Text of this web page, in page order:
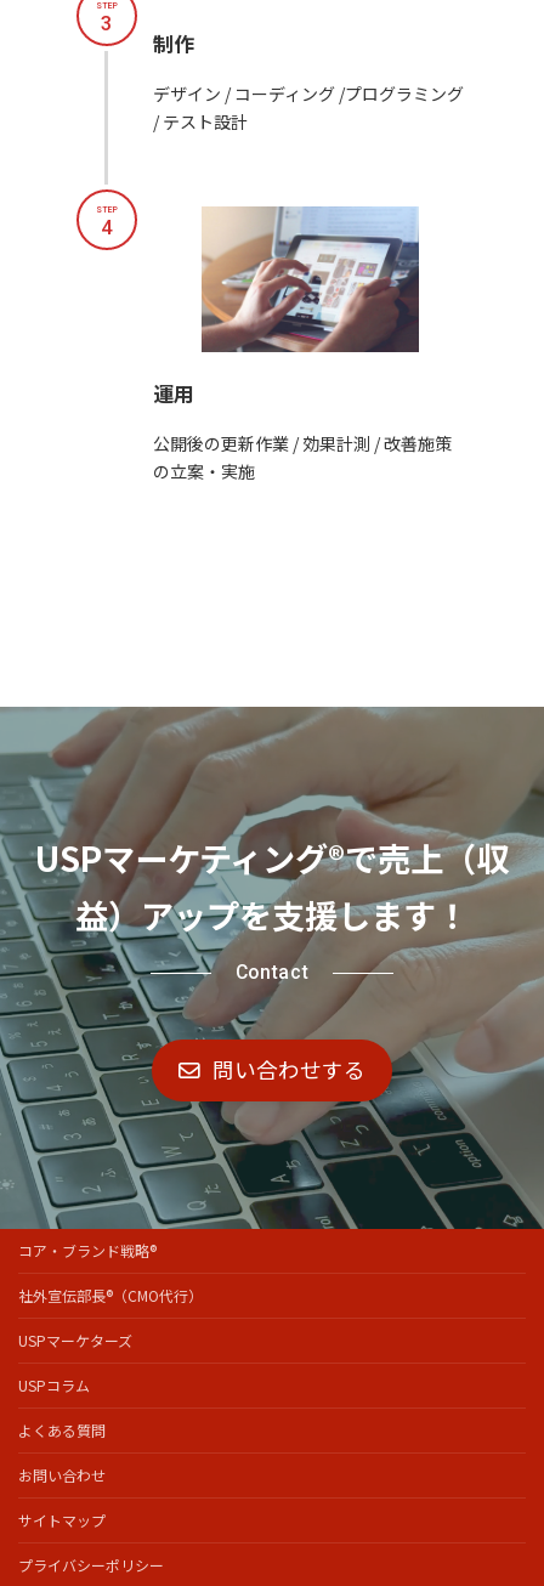
制作
デザイン / コーディング /プログラミング
/ テスト設計
STEP
3
運用
公開後の更新作業 / 効果計測 / 改善施策
の立案・実施
STEP
4
USPマーケティング®で売上（収
益）アップを支援します！
Contact
問い合わせする
コア・ブランド戦略®
社外宣伝部長®（CMO代行）
USPマーケターズ
USPコラム
よくある質問
お問い合わせ
サイトマップ
プライバシーポリシー